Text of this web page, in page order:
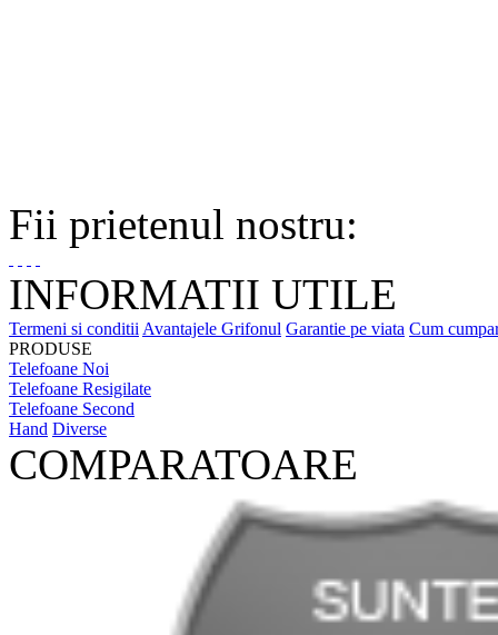
Fii prietenul nostru:
INFORMATII UTILE
Termeni si conditii Avantajele Grifonul Garantie pe viata Cum
PRODUSE
Telefoane Noi
Telefoane Resigilate
Telefoane Second
Hand Diverse
COMPARATOARE